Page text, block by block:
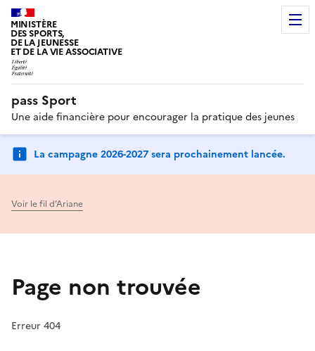
MINISTÈRE
DES SPORTS,
DE LA JEUNESSE
ET DE LA VIE ASSOCIATIVE
pass Sport
Une aide financière pour encourager la pratique des jeunes
La campagne 2026-2027 sera prochainement lancée.
Voir le fil d’Ariane
Page non trouvée
Erreur 404